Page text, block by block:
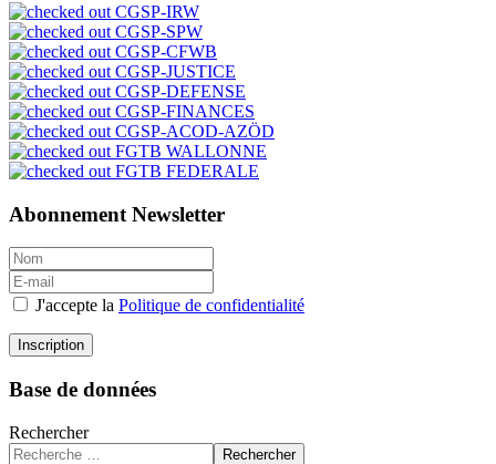
CGSP-IRW
CGSP-SPW
CGSP-CFWB
CGSP-JUSTICE
CGSP-DEFENSE
CGSP-FINANCES
CGSP-ACOD-AZÖD
FGTB WALLONNE
FGTB FEDERALE
Abonnement Newsletter
J'accepte la Politique de confidentialité
Inscription
Base de données
Rechercher
Rechercher